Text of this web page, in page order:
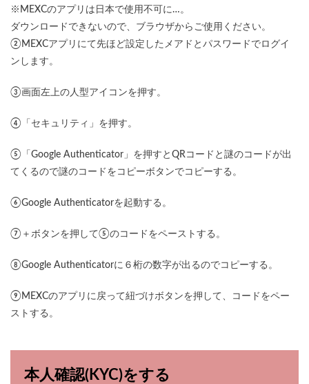
※MEXCのアプリは日本で使用不可に…。
ダウンロードできないので、ブラウザからご使用ください。
②MEXCアプリにて先ほど設定したメアドとパスワードでログイ
ンします。
③画面左上の人型アイコンを押す。
④「セキュリティ」を押す。
⑤「Google Authenticator」を押すとQRコードと謎のコードが出
てくるので謎のコードをコピーボタンでコピーする。
⑥Google Authenticatorを起動する。
⑦＋ボタンを押して⑤のコードをペーストする。
⑧Google Authenticatorに６桁の数字が出るのでコピーする。
⑨MEXCのアプリに戻って紐づけボタンを押して、コードをペー
ストする。
本人確認(KYC)をする